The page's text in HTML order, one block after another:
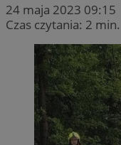
24 maja 2023 09:15
Czas czytania: 2 min.